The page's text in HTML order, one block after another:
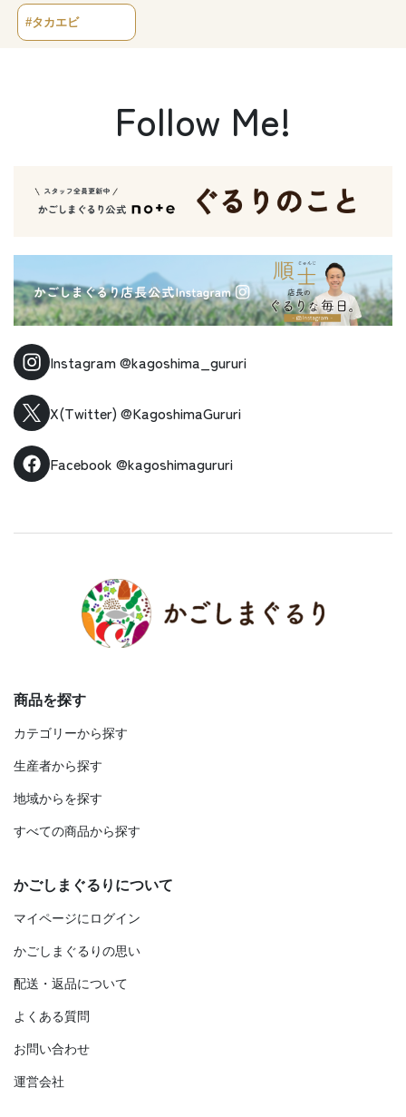
#タカエビ
Follow Me!
Instagram@kagoshima_gururi
X(Twitter) @KagoshimaGururi
Facebook @kagoshimagururi
商品を探す
カテゴリーから探す
生産者から探す
地域からを探す
すべての商品から探す
かごしまぐるりについて
マイページにログイン
かごしまぐるりの思い
配送・返品について
よくある質問
お問い合わせ
運営会社